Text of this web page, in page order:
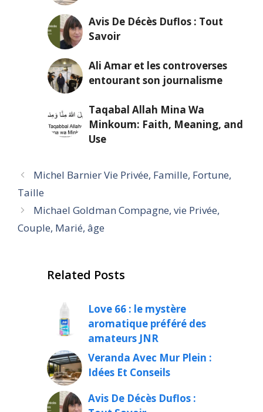
Avis De Décès Duflos : Tout
Savoir
Ali Amar et les controverses
entourant son journalisme
Taqabal Allah Mina Wa
Minkoum: Faith, Meaning, and
Use
Michel Barnier Vie Privée, Famille, Fortune,
Taille
Michael Goldman Compagne, vie Privée,
Couple, Marié, âge
Related Posts
Love 66 : le mystère
aromatique préféré des
amateurs JNR
Veranda Avec Mur Plein :
Idées Et Conseils
Avis De Décès Duflos :